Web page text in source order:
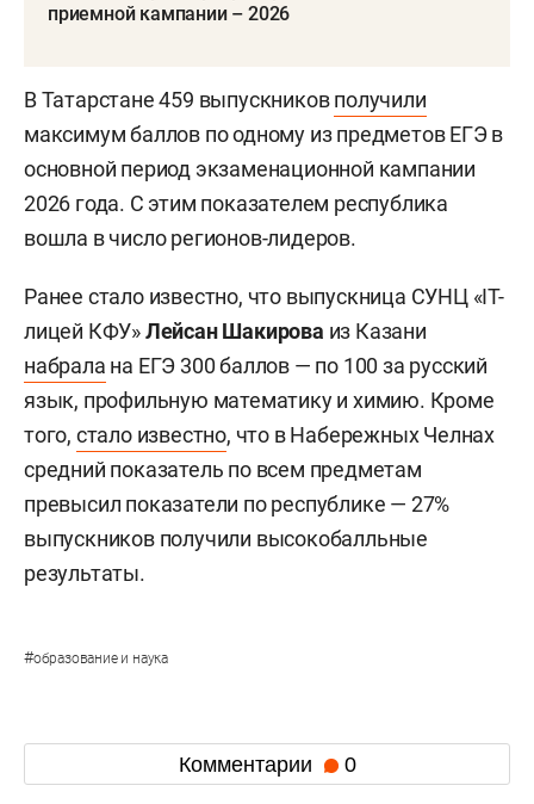
приемной кампании – 2026
В Татарстане 459 выпускниковполучили
максимум баллов по одному из предметов ЕГЭ в
основной период экзаменационной кампании
2026 года. С этим показателем республика
вошла в число регионов-лидеров.
Ранее стало известно, что выпускница СУНЦ «IT-
лицей КФУ»Лейсан Шакирова из Казани
набрала на ЕГЭ 300 баллов — по 100 за русский
язык, профильную математику и химию. Кроме
того, стало известно, что в Набережных Челнах
средний показатель по всем предметам
превысил показатели по республике — 27%
выпускников получили высокобалльные
результаты.
#образование и наука
Комментарии 0